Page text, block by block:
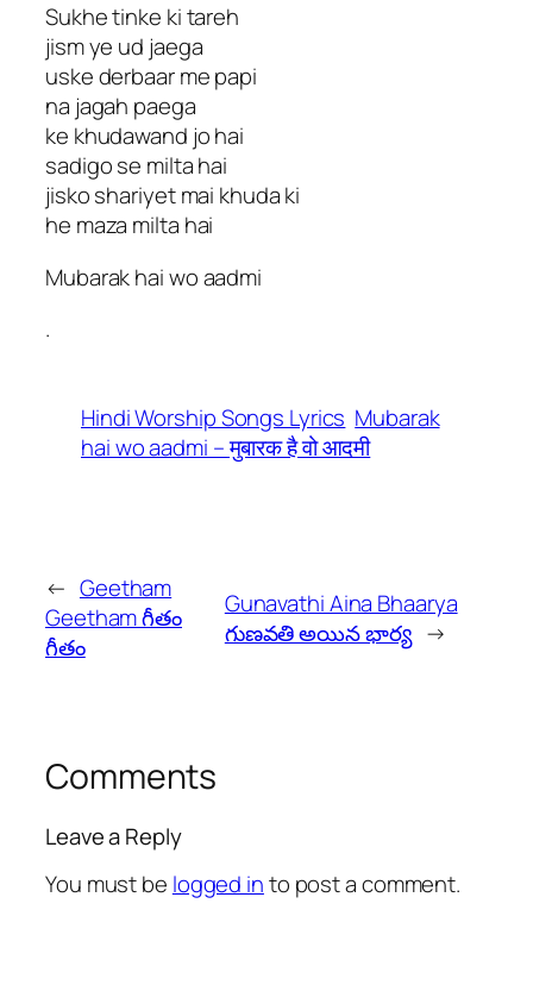
Sukhe tinke ki tareh
jism ye ud jaega
uske derbaar me papi
na jagah paega
ke khudawand jo hai
sadigo se milta hai
jisko shariyet mai khuda ki
he maza milta hai
Mubarak hai wo aadmi
.
Hindi Worship Songs Lyrics Mubarak
hai wo aadmi – मुबारक है वो आदमी
← Geetham
Geetham గీతం
గీతం
Gunavathi Aina Bhaarya
గుణవతి అయిన భార్య →
Comments
Leave a Reply
You must be logged into post a comment.